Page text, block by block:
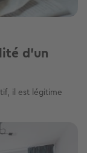
d’un
il est légitime